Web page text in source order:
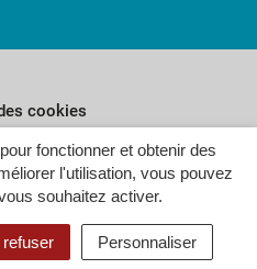
fonctionner et obtenir des
l'utilisation, vous pouvez
souhaitez activer.
refuser Personnaliser
cookies
du site